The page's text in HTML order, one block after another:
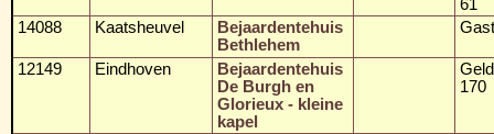
61
14088
Kaatsheuvel
Bejaardentehuis
Bethlehem
12149 Eindhoven
Bejaardentehuis
De Burgh en
Glorieux - kleine
kapel
170